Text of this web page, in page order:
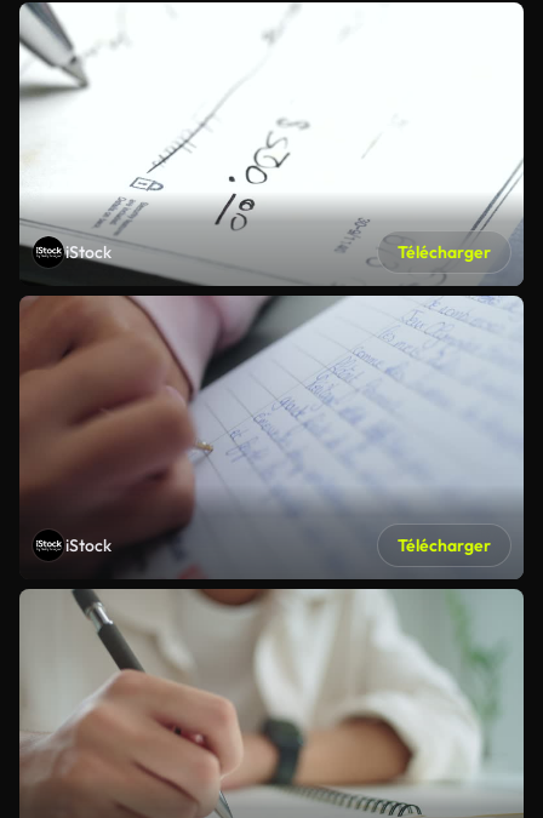
iStock Télécharger
iStock Télécharger